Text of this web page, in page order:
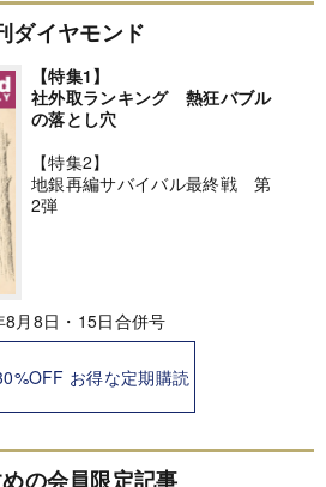
ダイヤモンド
【特集1】
社外取ランキング 熱狂バブル
の落とし穴
【特集2】
地銀再編サバイバル最終戦 第
2弾
8月8日・15日合併号
お得な定期購読
の会員限定記事